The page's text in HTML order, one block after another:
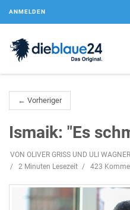
ANMELDEN
← Vorheriger
Ismaik: "Es
VON OLIVER GRISS UND ULI
2 Minuten Lesezeit
423